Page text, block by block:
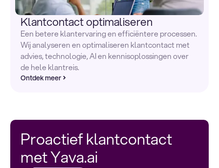
Klantcontact optimaliseren
Een betere klantervaring en efficiëntere processen.
Wij analyseren en optimaliseren klantcontact met
advies, technologie, AI en kennisoplossingen over
de hele klantreis.
Ontdek meer
Proactief klantcontact
met Yava.ai